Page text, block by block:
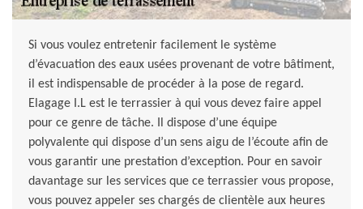
Si vous voulez entretenir facilement le système
d’évacuation des eaux usées provenant de votre bâtiment,
il est indispensable de procéder à la pose de regard.
Elagage I.L est le terrassier à qui vous devez faire appel
pour ce genre de tâche. Il dispose d’une équipe
polyvalente qui dispose d’un sens aigu de l’écoute afin de
vous garantir une prestation d’exception. Pour en savoir
davantage sur les services que ce terrassier vous propose,
vous pouvez appeler ses chargés de clientèle aux heures